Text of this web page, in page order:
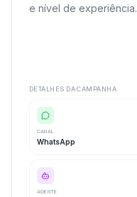
e nível de experiência.
DETALHES DA CAMPANHA
CANAL
WhatsApp
AGENTE